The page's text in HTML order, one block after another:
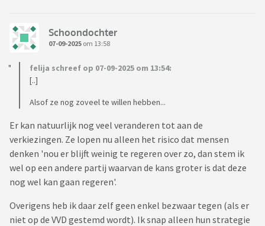
Schoondochter
07-09-2025 om 13:58
felija schreef op 07-09-2025 om 13:54:
[..]
Alsof ze nog zoveel te willen hebben...
Er kan natuurlijk nog veel veranderen tot aan de
verkiezingen. Ze lopen nu alleen het risico dat mensen
denken 'nou er blijft weinig te regeren over zo, dan stem ik
wel op een andere partij waarvan de kans groter is dat deze
nog wel kan gaan regeren'.
Overigens heb ik daar zelf geen enkel bezwaar tegen (als er
niet op de VVD gestemd wordt). Ik snap alleen hun strategie